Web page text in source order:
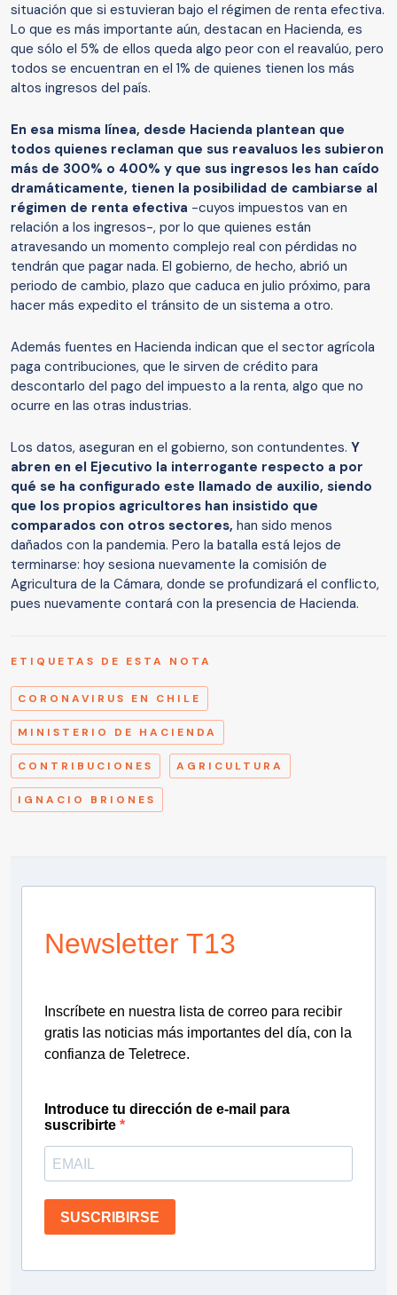
situación que si estuvieran bajo el régimen de renta efectiva.
Lo que es más importante aún, destacan en Hacienda, es
que sólo el 5% de ellos queda algo peor con el reavalúo, pero
todos se encuentran en el 1% de quienes tienen los más
altos ingresos del país.
En esa misma línea, desde Hacienda plantean que
todos quienes reclaman que sus reavaluos les subieron
más de 300% o 400% y que sus ingresos les han caído
dramáticamente, tienen la posibilidad de cambiarse al
régimen de renta efectiva -cuyos impuestos van en
relación a los ingresos-, por lo que quienes están
atravesando un momento complejo real con pérdidas no
tendrán que pagar nada. El gobierno, de hecho, abrió un
periodo de cambio, plazo que caduca en julio próximo, para
hacer más expedito el tránsito de un sistema a otro.
Además fuentes en Hacienda indican que el sector agrícola
paga contribuciones, que le sirven de crédito para
descontarlo del pago del impuesto a la renta, algo que no
ocurre en las otras industrias.
Los datos, aseguran en el gobierno, son contundentes. Y
abren en el Ejecutivo la interrogante respecto a por
qué se ha configurado este llamado de auxilio, siendo
que los propios agricultores han insistido que
comparados con otros sectores, han sido menos
dañados con la pandemia. Pero la batalla está lejos de
terminarse: hoy sesiona nuevamente la comisión de
Agricultura de la Cámara, donde se profundizará el conflicto,
pues nuevamente contará con la presencia de Hacienda.
ETIQUETAS DE ESTA NOTA
CORONAVIRUS EN CHILE
MINISTERIO DE HACIENDA
CONTRIBUCIONES AGRICULTURA
IGNACIO BRIONES
Newsletter T13
Inscríbete en nuestra lista de correo para recibir
gratis las noticias más importantes del día, con la
confianza de Teletrece.
Introduce tu dirección de e-mail para
suscribirte
SUSCRIBIRSE